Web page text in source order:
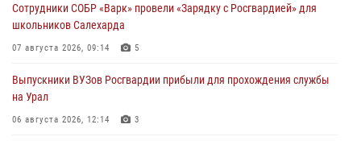
Сотрудники СОБР «Варк» провели «Зарядку с Росгвардией» для
школьников Салехарда
07 августа 2026, 09:14 5
Выпускники ВУЗов Росгвардии прибыли для прохождения службы
на Урал
06 августа 2026, 12:14 3